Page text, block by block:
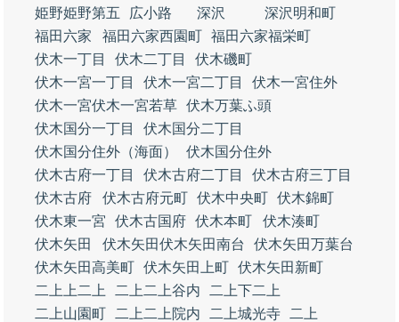
姫野姫野第五
広小路 深沢
深沢明和町
福田六家
福田六家西園町 福田六家福栄町
伏木一丁目
伏木二丁目
伏木磯町
伏木一宮一丁目
伏木一宮二丁目
伏木一宮住外
伏木一宮伏木一宮若草 伏木万葉ふ頭
伏木国分一丁目
伏木国分二丁目
伏木国分住外（海面）
伏木国分住外
伏木古府一丁目
伏木古府二丁目
伏木古府三丁目
伏木古府
伏木古府元町 伏木中央町 伏木錦町
伏木東一宮
伏木古国府 伏木本町
伏木湊町
伏木矢田
伏木矢田伏木矢田南台
伏木矢田万葉台
伏木矢田高美町 伏木矢田上町 伏木矢田新町
二上上二上
二上二上谷内
二上下二上
二上山園町
二上二上院内 二上城光寺
二上